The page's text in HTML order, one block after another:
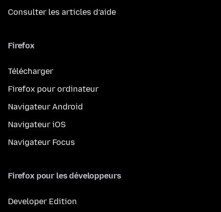
Consulter les articles d’aide
Firefox
Télécharger
Firefox pour ordinateur
Navigateur Android
Navigateur iOS
Navigateur Focus
Firefox pour les développeurs
Developer Edition